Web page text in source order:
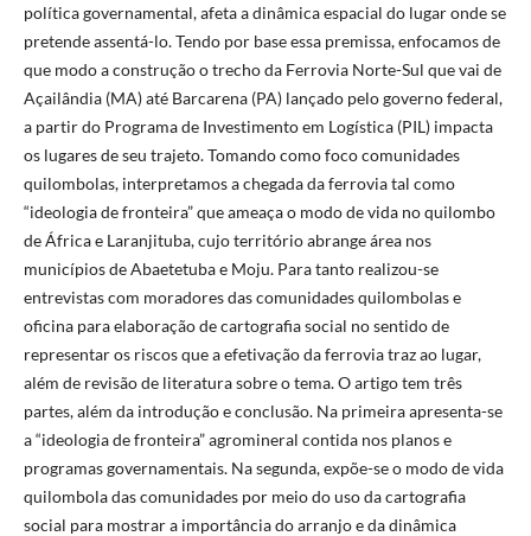
política governamental, afeta a dinâmica espacial do lugar onde se
pretende assentá-lo. Tendo por base essa premissa, enfocamos de
que modo a construção o trecho da Ferrovia Norte-Sul que vai de
Açailândia (MA) até Barcarena (PA) lançado pelo governo federal,
a partir do Programa de Investimento em Logística (PIL) impacta
os lugares de seu trajeto. Tomando como foco comunidades
quilombolas, interpretamos a chegada da ferrovia tal como
“ideologia de fronteira” que ameaça o modo de vida no quilombo
de África e Laranjituba, cujo território abrange área nos
municípios de Abaetetuba e Moju. Para tanto realizou-se
entrevistas com moradores das comunidades quilombolas e
oficina para elaboração de cartografia social no sentido de
representar os riscos que a efetivação da ferrovia traz ao lugar,
além de revisão de literatura sobre o tema. O artigo tem três
partes, além da introdução e conclusão. Na primeira apresenta-se
a “ideologia de fronteira” agromineral contida nos planos e
programas governamentais. Na segunda, expõe-se o modo de vida
quilombola das comunidades por meio do uso da cartografia
social para mostrar a importância do arranjo e da dinâmica